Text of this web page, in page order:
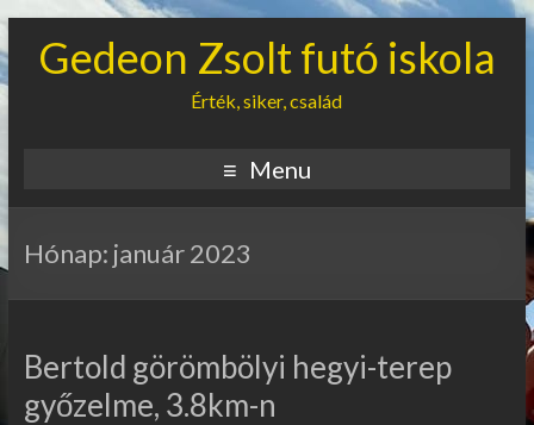
Gedeon Zsolt futó iskola
Érték, siker, család
Menu
Hónap: január 2023
Bertold görömbölyi hegyi-terep
győzelme, 3.8km-n